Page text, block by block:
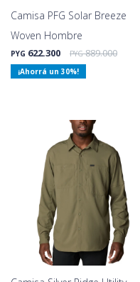
Camisa PFG Solar Breeze
Woven Hombre
PYG 622.300 PYG 889.000
30